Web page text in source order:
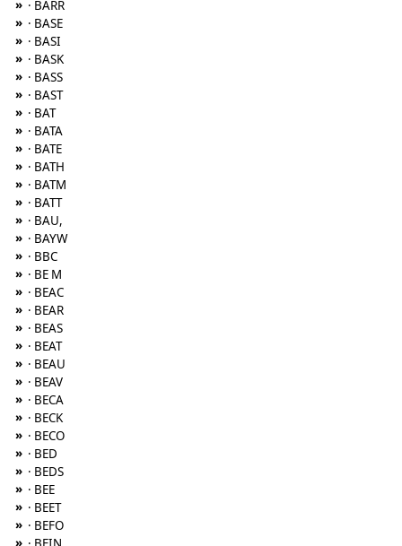
» · BARR
» · BASE
» · BASI
» · BASK
» · BASS
» · BAST
» · BAT
» · BATA
» · BATE
» · BATH
» · BATM
» · BATT
» · BAU,
» · BAYW
» · BBC
» · BE M
» · BEAC
» · BEAR
» · BEAS
» · BEAT
» · BEAU
» · BEAV
» · BECA
» · BECK
» · BECO
» · BED
» · BEDS
» · BEE
» · BEET
» · BEFO
»